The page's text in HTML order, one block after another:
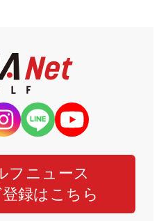
フニュース
録はこちら